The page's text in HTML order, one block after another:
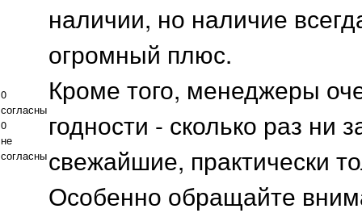
0
согласны
0
не
согласны
наличии, но наличие
огромный плюс.
Кроме того, менеджеры
годности - сколько раз ни
свежайшие, практически
Особенно обращайте